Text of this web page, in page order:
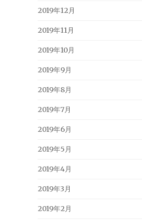
2019年12月
2019年11月
2019年10月
2019年9月
2019年8月
2019年7月
2019年6月
2019年5月
2019年4月
2019年3月
2019年2月